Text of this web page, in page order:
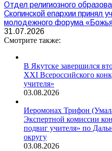
Отдел религиозного
Скопинской епархии принял
молодежного форума
31.07.2026
Смотрите также:
В Якутске завершился
XXI Всероссийского
учителя»
03.08.2026
Иеромонах Трифон
Экспертной комиссии
подвиг учителя» по
округу
03.08.2026